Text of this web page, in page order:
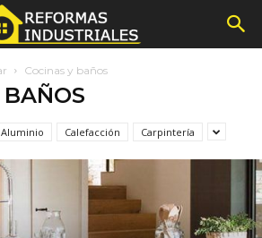
Cocinas y baños
BAÑOS
Aluminio Calefacción Carpintería